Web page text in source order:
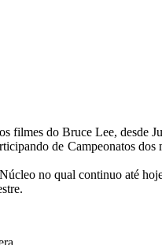
do Bruce Lee, desde
de Campeonatos
no qual continuo até